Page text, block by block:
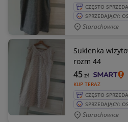
CZĘSTO
SPRZEDAJĄCY:
Starachowice
Sukienka
rozm 44
KUP TERAZ
45zł
CZĘSTO
SPRZEDAJĄCY:
Starachowice